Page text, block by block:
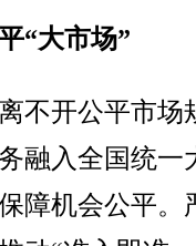
“大市场”
开公平市场
融入全国统一
障机会公平。